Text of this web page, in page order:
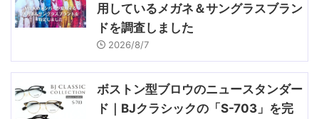
用しているメガネ＆サングラスブラン
ドを調査しました
2026/8/7
ボストン型ブロウのニュースタンダー
ド｜BJクラシックの「S-703」を完